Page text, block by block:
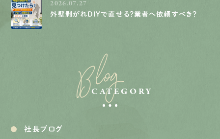
2026.07.27
外壁剥がれDIYで直せる？業者へ依頼すべき？
Blog
CATEGORY
社長ブログ